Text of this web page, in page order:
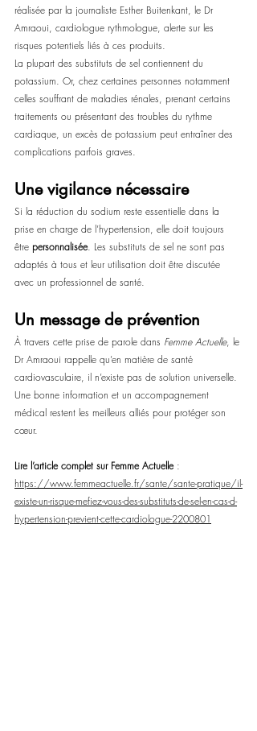
réalisée par la journaliste Esther Buitenkant, le Dr
Amraoui, cardiologue rythmologue, alerte sur les
risques potentiels liés à ces produits.
La plupart des substituts de sel contiennent du
potassium. Or, chez certaines personnes notamment
celles souffrant de maladies rénales, prenant certains
traitements ou présentant des troubles du rythme
cardiaque, un excès de potassium peut entraîner des
complications parfois graves.
Une vigilance nécessaire
Si la réduction du sodium reste essentielle dans la
prise en charge de l’hypertension, elle doit toujours
être personnalisée. Les substituts de sel ne sont pas
adaptés à tous et leur utilisation doit être discutée
avec un professionnel de santé.
Un message de prévention
À travers cette prise de parole dans Femme Actuelle, le
Dr Amraoui rappelle qu’en matière de santé
cardiovasculaire, il n’existe pas de solution universelle.
Une bonne information et un accompagnement
médical restent les meilleurs alliés pour protéger son
cœur.
Lire l’article complet sur Femme Actuelle :
https://www.femmeactuelle.fr/sante/sante-pratique/il-
existe-un-risque-mefiez-vous-des-substituts-de-sel-en-cas-d-
hypertension-previent-cette-cardiologue-2200801